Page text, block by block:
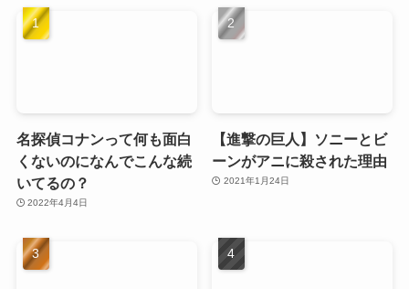
名探偵コナンって何も面白
くないのになんでこんな続
いてるの？
2022年4月4日
【進撃の巨人】ソニーとビ
ーンがアニに殺された理由
2021年1月24日